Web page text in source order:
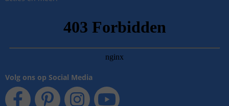
Volg ons op Social Media